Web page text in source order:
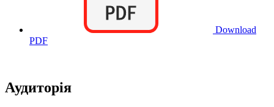
Download
PDF
Аудиторія